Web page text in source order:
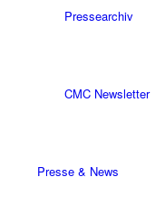
Pressearchiv
CMC Newsletter
Presse & News